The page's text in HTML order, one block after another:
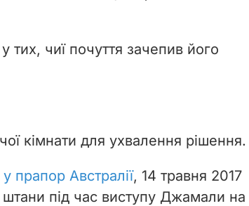
чиї почуття зачепив його
кімнати для ухвалення рішення.
прапор Австралії, 14 травня 2017
штани під час виступу Джамали на